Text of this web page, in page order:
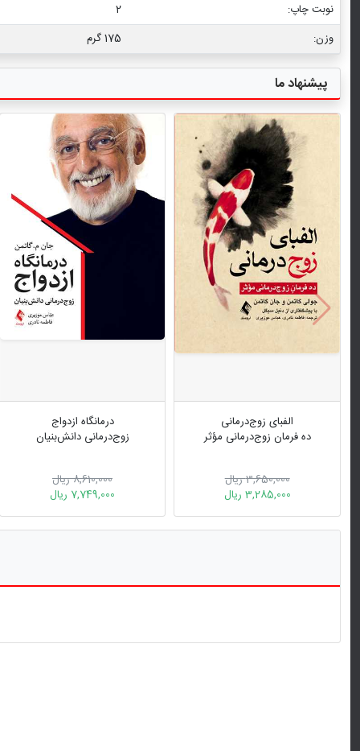
نوبت چاپ:
2
وزن:
175 گرم
پیشنهاد ما
الفبای زوج‌درمانی
ده فرمان زوج‌درمانی مؤثر
3,650,000 ریال
3,285,000 ریال
درمانگاه ازدواج
زوج‌درمانی دانش‌بنیان
8,610,000 ریال
7,749,000 ریال